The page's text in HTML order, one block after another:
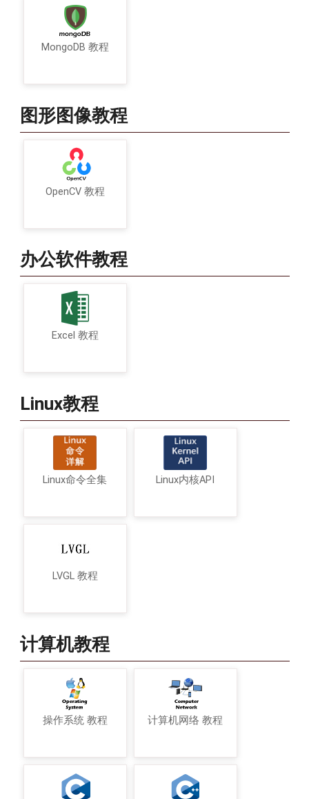
MongoDB 教程
图形图像教程
OpenCV 教程
办公软件教程
Excel 教程
Linux教程
Linux命令全集 Linux内核API
LVGL 教程
计算机教程
操作系统 教程 计算机网络 教程